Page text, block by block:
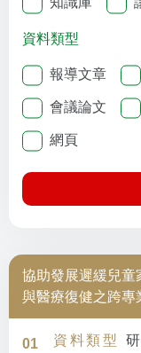
資料類型
報導文章
會議論文
網頁
協助發展遲緩兒童
與醫療復健之跨專
01 資料類型